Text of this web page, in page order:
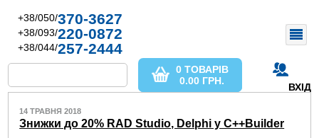
+38/050/370-3627
+38/093/220-0872
+38/044/257-2444
ВХІД
0 ТОВАРІВ
0.00 ГРН.
14 ТРАВНЯ 2018
Знижки до 20% RAD Studio, Delphi y C++Builder